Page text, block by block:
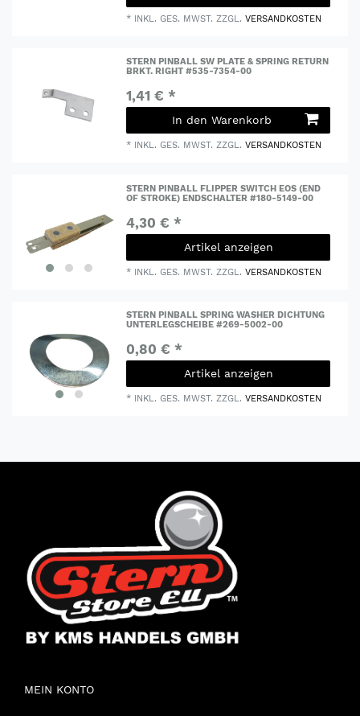
* INKL. GES. MWST. ZZGL.VERSANDKOSTEN
STERN PINBALL SW PLATE & SPRING RETURN
BRKT. RIGHT #535-7354-00
1,41 € *
In den Warenkorb
* INKL. GES. MWST. ZZGL.VERSANDKOSTEN
STERN PINBALL FLIPPER SWITCH EOS (END
OF STROKE) ENDSCHALTER #180-5149-00
4,30 € *
Artikel anzeigen
* INKL. GES. MWST. ZZGL.VERSANDKOSTEN
STERN PINBALL SPRING WASHER DICHTUNG
UNTERLEGSCHEIBE #269-5002-00
0,80 € *
Artikel anzeigen
* INKL. GES. MWST. ZZGL.VERSANDKOSTEN
MEIN KONTO